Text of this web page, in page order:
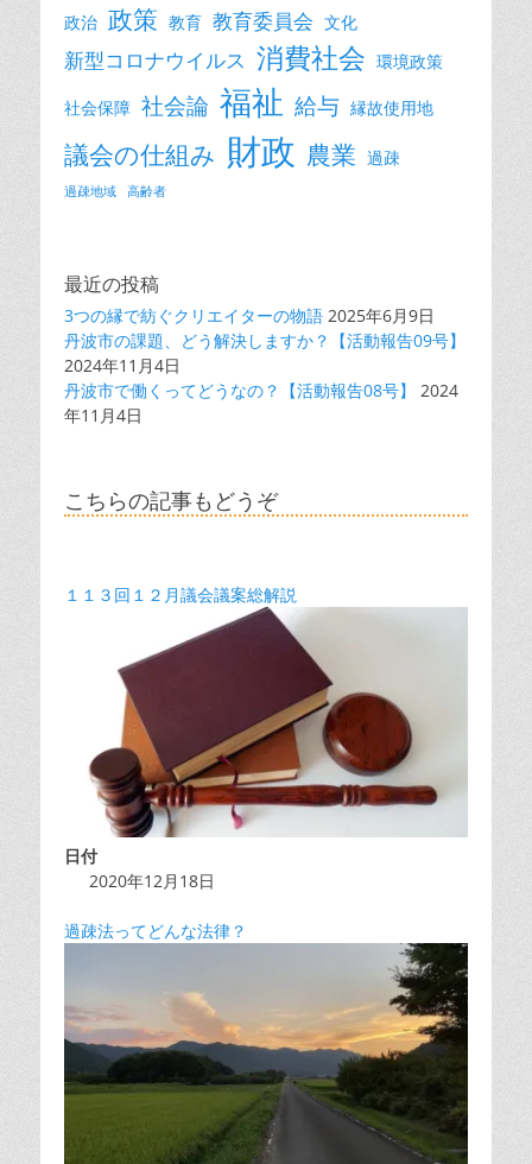
政治 政策 教育 教育委員会 文化
新型コロナウイルス 消費社会 環境政策
社会保障 社会論 福祉 給与 縁故使用地
議会の仕組み 財政 農業 過疎
過疎地域 高齢者
最近の投稿
3つの縁で紡ぐクリエイターの物語 2025年6月9日
丹波市の課題、どう解決しますか？【活動報告09号】
2024年11月4日
丹波市で働くってどうなの？【活動報告08号】
2024
年11月4日
こちらの記事もどうぞ
１１３回１２月議会議案総解説
日付
2020年12月18日
過疎法ってどんな法律？